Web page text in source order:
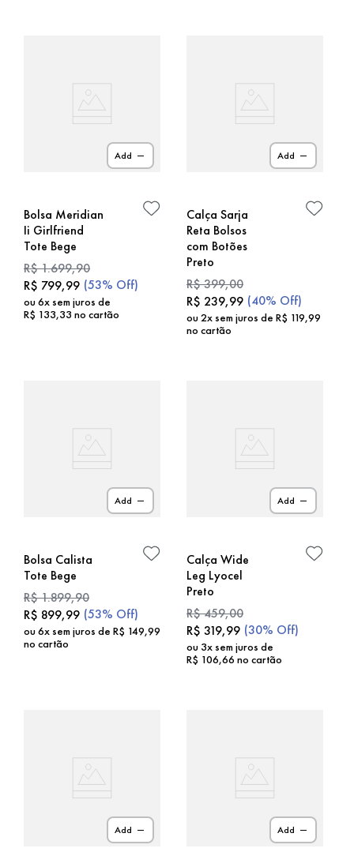
Add
Bolsa Meridian
Ii Girlfriend
Tote Bege
R$1.699,90
R$ 799,99 (53% Off)
ou6x sem juros de
R$ 133,33 no cartão
Add
Calça Sarja
Reta Bolsos
com Botões
Preto
R$399,00
R$ 239,99 (40% Off)
ou2x sem juros de R$ 119,99
no cartão
Add
Bolsa Calista
Tote Bege
R$1.899,90
R$ 899,99 (53% Off)
ou6x sem juros de R$ 149,99
no cartão
Add
Calça Wide
Leg Lyocel
Preto
R$459,00
R$ 319,99 (30% Off)
ou 3x sem juros de
R$ 106,66 no cartão
Add Add